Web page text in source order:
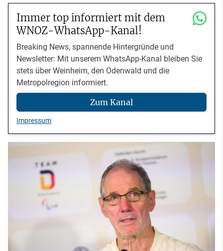
Immer top informiert mit dem
WNOZ-WhatsApp-Kanal!
Breaking News, spannende Hintergründe und
Newsletter: Mit unserem WhatsApp-Kanal bleiben Sie
stets über Weinheim, den Odenwald und die
Metropolregion informiert.
Zum Kanal
Impressum